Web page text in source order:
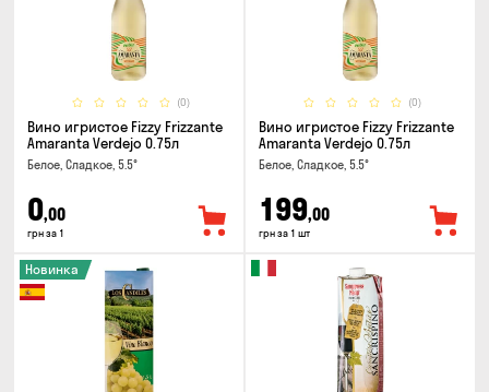
(0)
Вино игристое Fizzy Frizzante
Amaranta Verdejo 0.75л
Белое, Сладкое, 5.5°
0,00
грн за 1
(0)
Вино игристое Fizzy Frizzante
Amaranta Verdejo 0.75л
Белое, Сладкое, 5.5°
199,00
грн за 1 шт
Новинка